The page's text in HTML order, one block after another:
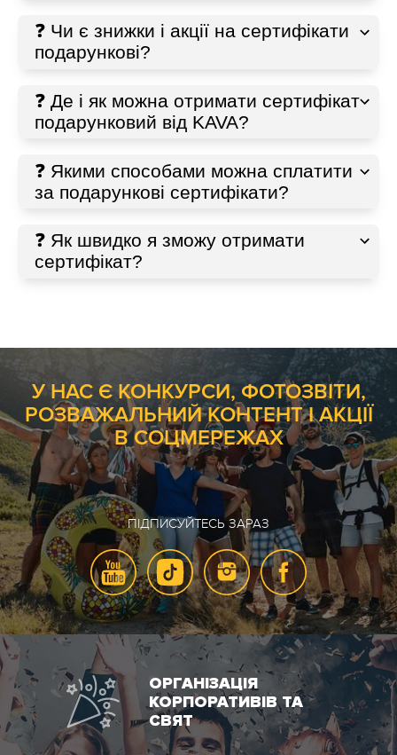
❓ Чи є знижки і акції на сертифікати
подарункові?
❓ Де і як можна отримати сертифікат
подарунковий від KAVA?
❓ Якими способами можна сплатити
за подарункові сертифікати?
❓ Як швидко я зможу отримати
сертифікат?
У НАС Є КОНКУРСИ, ФОТОЗВІТИ,
РОЗВАЖАЛЬНИЙ КОНТЕНТ І АКЦІЇ
В СОЦМЕРЕЖАХ
ПІДПИСУЙТЕСЬ ЗАРАЗ
ОРГАНІЗАЦІЯ
КОРПОРАТИВІВ ТА
СВЯТ